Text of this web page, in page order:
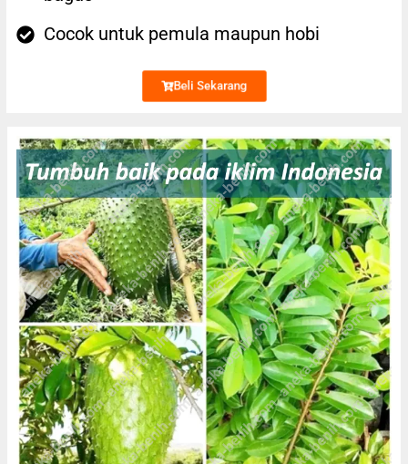
Cocok untuk pemula maupun hobi
Beli Sekarang